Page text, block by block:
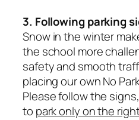
3. Following parking
Snow in the winter
the school more
safety and smooth
placing our own No
Please follow the
to park only on the